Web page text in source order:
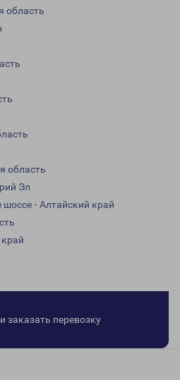
область
область
Эл
- Алтайский край
заказать перевозку